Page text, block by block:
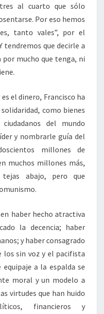
al cuarto que sólo
Por eso hemos
tanto vales”, por el
tendremos que decirle a
por mucho que tenga, ni
el dinero, Francisco ha
como bienes
del mundo
y nombrarle guía del
millones de
muchos millones más,
abajo, pero que
haber hecho atractiva
la decencia; haber
y haber consagrado
los sin voz y el pacifista
a la espalda se
moral y un modelo a
virtudes que han huido
financieros y